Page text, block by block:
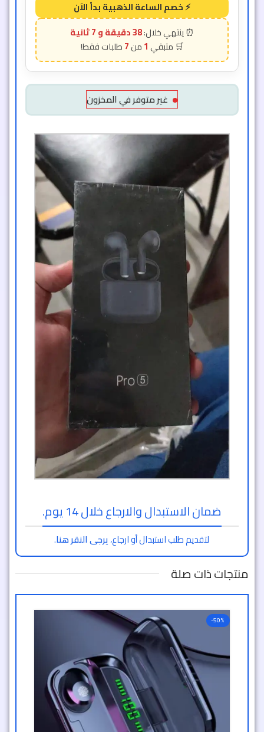
38 دقيقة و 5 ثانية
1
7
غير متوفر في المخزون
ضمان الاستبدال والارجاع خلال 14 يوم.
لتقديم طلب استبدال أو ارجاع،يرجى النقر هنا.
منتجات ذات صلة
-50%